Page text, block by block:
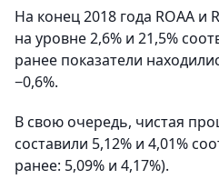
На конец 2018 года ROAA и
на уровне 2,6% и 21,5%
ранее показатели
−0,6%.
В свою очередь, чистая
составили 5,12% и 4,01%
ранее: 5,09% и 4,17%).